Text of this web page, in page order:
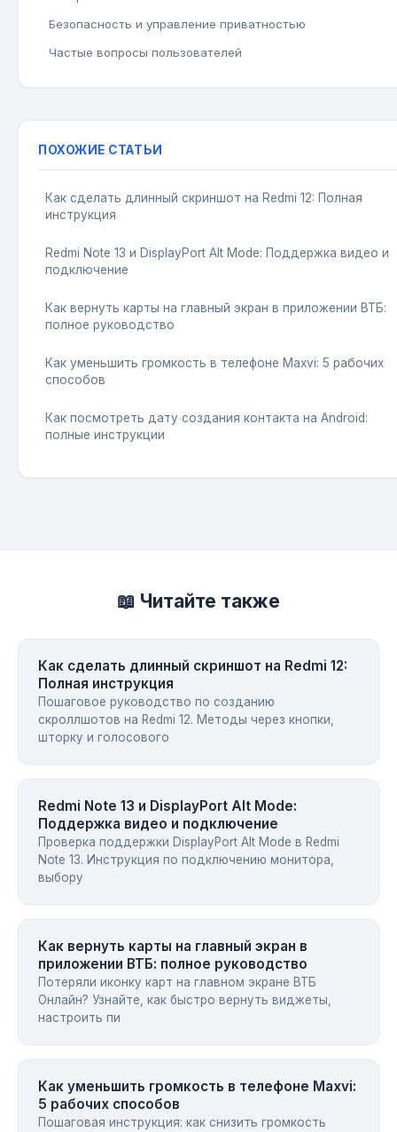
Безопасность и управление приватностью
Частые вопросы пользователей
ПОХОЖИЕ СТАТЬИ
Как сделать длинный скриншот на Redmi 12: Полная
инструкция
Redmi Note 13 и DisplayPort Alt Mode: Поддержка видео и
подключение
Как вернуть карты на главный экран в приложении ВТБ:
полное руководство
Как уменьшить громкость в телефоне Maxvi: 5 рабочих
способов
Как посмотреть дату создания контакта на Android:
полные инструкции
📖 Читайте также
Как сделать длинный скриншот на Redmi 12:
Полная инструкция
Пошаговое руководство по созданию
скроллшотов на Redmi 12. Методы через кнопки,
шторку и голосового
Redmi Note 13 и DisplayPort Alt Mode:
Поддержка видео и подключение
Проверка поддержки DisplayPort Alt Mode в Redmi
Note 13. Инструкция по подключению монитора,
выбору
Как вернуть карты на главный экран в
приложении ВТБ: полное руководство
Потеряли иконку карт на главном экране ВТБ
Онлайн? Узнайте, как быстро вернуть виджеты,
настроить пи
Как уменьшить громкость в телефоне Maxvi:
5 рабочих способов
Пошаговая инструкция: как снизить громкость